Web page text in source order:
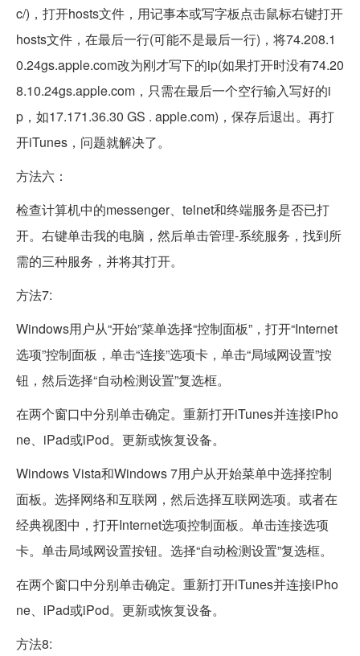
c/)，打开hosts文件，用记事本或写字板点击鼠标右键打开
hosts文件，在最后一行(可能不是最后一行)，将74.208.1
0.24gs.apple.com改为刚才写下的ip(如果打开时没有74.20
8.10.24gs.apple.com，只需在最后一个空行输入写好的i
p，如17.171.36.30 GS . apple.com)，保存后退出。再打
开iTunes，问题就解决了。
方法六：
检查计算机中的messenger、telnet和终端服务是否已打
开。右键单击我的电脑，然后单击管理-系统服务，找到所
需的三种服务，并将其打开。
方法7:
Windows用户从“开始”菜单选择“控制面板”，打开“Internet
选项”控制面板，单击“连接”选项卡，单击“局域网设置”按
钮，然后选择“自动检测设置”复选框。
在两个窗口中分别单击确定。重新打开iTunes并连接iPho
ne、iPad或iPod。更新或恢复设备。
Windows Vista和Windows 7用户从开始菜单中选择控制
面板。选择网络和互联网，然后选择互联网选项。或者在
经典视图中，打开Internet选项控制面板。单击连接选项
卡。单击局域网设置按钮。选择“自动检测设置”复选框。
在两个窗口中分别单击确定。重新打开iTunes并连接iPho
ne、iPad或iPod。更新或恢复设备。
方法8: